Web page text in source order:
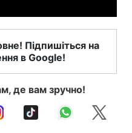
Підпишіться на
в Google!
де вам зручно!